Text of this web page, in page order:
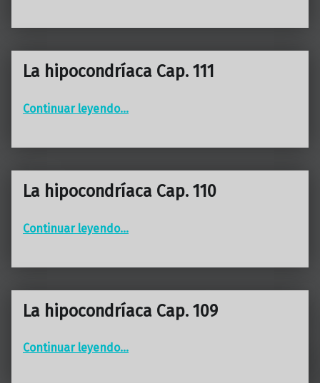
La hipocondríaca Cap. 111
Continuar leyendo…
La hipocondríaca Cap. 110
Continuar leyendo…
La hipocondríaca Cap. 109
Continuar leyendo…